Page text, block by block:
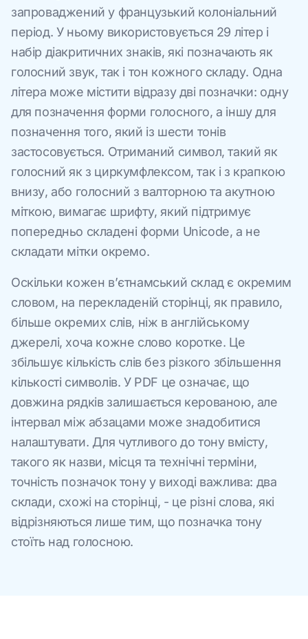
запроваджений у французький колоніальний
період. У ньому використовується 29 літер і
набір діакритичних знаків, які позначають як
голосний звук, так і тон кожного складу. Одна
літера може містити відразу дві позначки: одну
для позначення форми голосного, а іншу для
позначення того, який із шести тонів
застосовується. Отриманий символ, такий як
голосний як з циркумфлексом, так і з крапкою
внизу, або голосний з валторною та акутною
міткою, вимагає шрифту, який підтримує
попередньо складені форми Unicode, а не
складати мітки окремо.
Оскільки кожен в’єтнамський склад є окремим
словом, на перекладеній сторінці, як правило,
більше окремих слів, ніж в англійському
джерелі, хоча кожне слово коротке. Це
збільшує кількість слів без різкого збільшення
кількості символів. У PDF це означає, що
довжина рядків залишається керованою, але
інтервал між абзацами може знадобитися
налаштувати. Для чутливого до тону вмісту,
такого як назви, місця та технічні терміни,
точність позначок тону у виході важлива: два
склади, схожі на сторінці, - це різні слова, які
відрізняються лише тим, що позначка тону
стоїть над голосною.